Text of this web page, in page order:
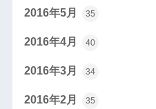
2016年5月 35
2016年4月 40
2016年3月 34
2016年2月 35